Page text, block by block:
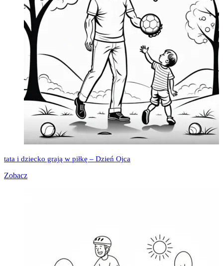
tata i dziecko grają w piłkę – Dzień Ojca
Zobacz